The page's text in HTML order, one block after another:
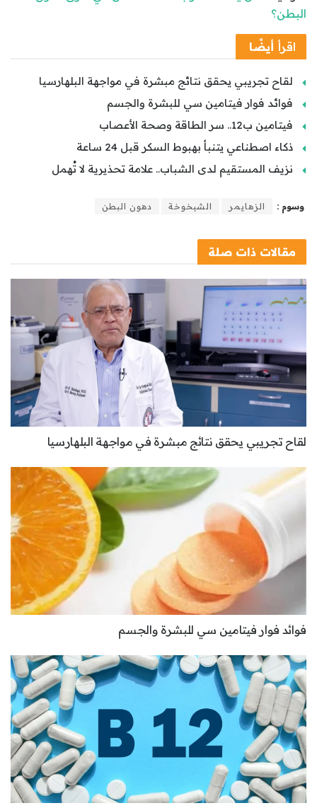
البطن؟
اقرأ أيضًا
لقاح تجريبي يحقق نتائج مبشرة في مواجهة البلهارسيا
فوائد فوار فيتامين سي للبشرة والجسم
فيتامين ب12.. سر الطاقة وصحة الأعصاب
ذكاء اصطناعي يتنبأ بهبوط السكر قبل 24 ساعة
نزيف المستقيم لدى الشباب.. علامة تحذيرية لا تُهمل
وسوم : الزهايمر الشيخوخة دهون البطن
مقالات ذات صلة
لقاح تجريبي يحقق نتائج مبشرة في مواجهة البلهارسيا
فوائد فوار فيتامين سي للبشرة والجسم